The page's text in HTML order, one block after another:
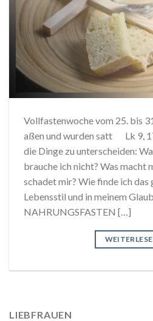
Vollfastenwoche vom 25. bis
aßen und wurden satt Lk 9,
die Dinge zu unterscheiden:
brauche ich nicht? Was macht
schadet mir? Wie finde ich das
Lebensstil und in meinem
NAHRUNGSFASTEN […]
LIEBFRAUEN